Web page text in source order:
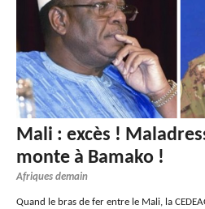
Mali : excès !
monte à Bamako !
Afriques demain
Quand le bras de fer entre le Mali, la